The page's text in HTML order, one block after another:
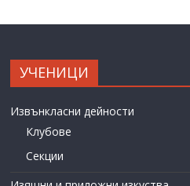
УЧЕНИЦИ
Извънкласни дейности
Клубове
Секции